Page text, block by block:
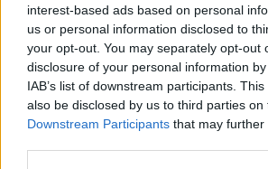
interest-based ads based on personal
us or personal information disclosed to
your opt-out. You may separately opt-out
disclosure of your personal information
IAB’s list of downstream participants.
also be disclosed by us to third parties on
Downstream Participants that may
Kick-off:17:15 GMT
Arbitro:Andrea Piardi (FIR)
Assistenti:Nic Berry (RA),
(FIR)
TMO:Eric Gauzins (FFR)